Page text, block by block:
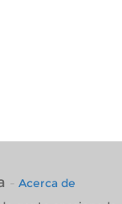
Acerca de